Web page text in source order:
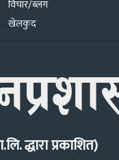
विचार/ब्लग
खेलकुद
द्धारा प्रकाशित)